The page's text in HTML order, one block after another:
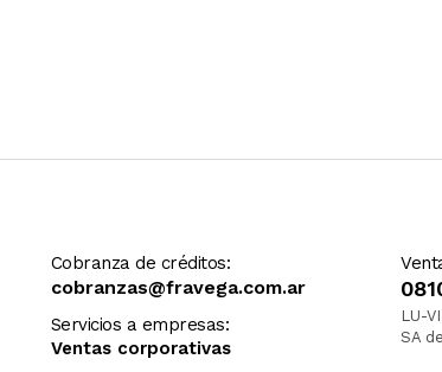
Cobranza de créditos:
cobranzas@fravega.com.ar
Servicios a empresas:
Ventas corporativas
LU-
SA